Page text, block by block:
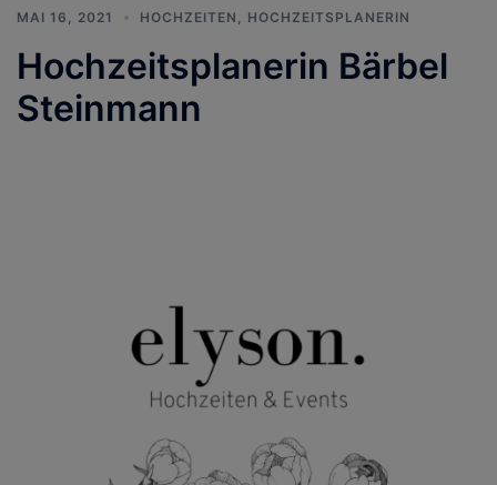
MAI 16, 2021 HOCHZEITEN HOCHZEITSPLANERIN
Hochzeitsplanerin Bärbel
Steinmann